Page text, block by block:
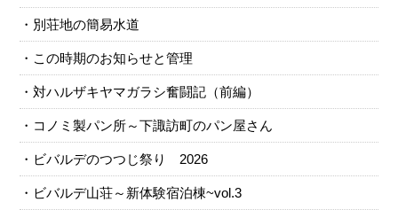
別荘地の簡易水道
この時期のお知らせと管理
対ハルザキヤマガラシ奮闘記（前編）
コノミ製パン所～下諏訪町のパン屋さん
ビバルデのつつじ祭り 2026
ビバルデ山荘～新体験宿泊棟~vol.3